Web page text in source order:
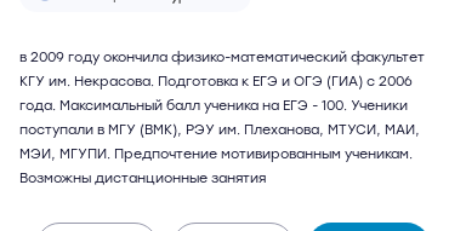
в 2009 году окончила физико-математический факультет
КГУ им. Некрасова. Подготовка к ЕГЭ и ОГЭ (ГИА) с 2006
года. Максимальный балл ученика на ЕГЭ - 100. Ученики
поступали в МГУ (ВМК), РЭУ им. Плеханова, МТУСИ, МАИ,
МЭИ, МГУПИ. Предпочтение мотивированным ученикам.
Возможны дистанционные занятия